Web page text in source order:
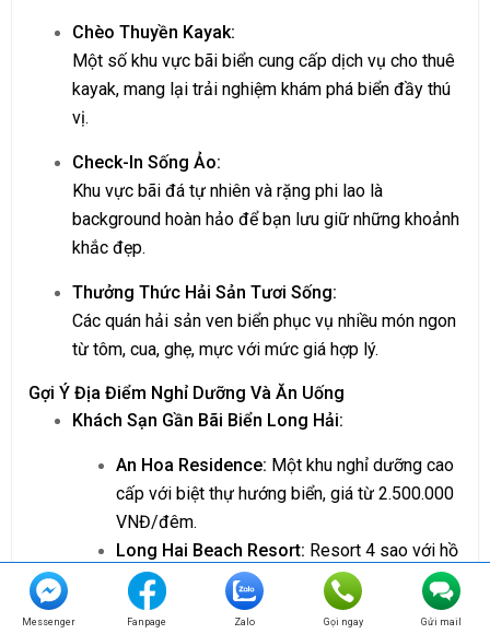
Chèo Thuyền Kayak:
Một số khu vực bãi biển cung cấp dịch vụ cho thuê
kayak, mang lại trải nghiệm khám phá biển đầy thú
vị.
Check-In Sống Ảo:
Khu vực bãi đá tự nhiên và rặng phi lao là
background hoàn hảo để bạn lưu giữ những khoảnh
khắc đẹp.
Thưởng Thức Hải Sản Tươi Sống:
Các quán hải sản ven biển phục vụ nhiều món ngon
từ tôm, cua, ghẹ, mực với mức giá hợp lý.
Gợi Ý Địa Điểm Nghỉ Dưỡng Và Ăn Uống
Khách Sạn Gần Bãi Biển Long Hải:
An Hoa Residence: Một khu nghỉ dưỡng cao
cấp với biệt thự hướng biển, giá từ 2.500.000
VNĐ/đêm.
Long Hai Beach Resort: Resort 4 sao với hồ
bơi ngoài trời, giá từ 1.200.000 VNĐ/đêm.
Minh Dam Hotel:Một lựa chọn bình dân với
Messenger Fanpage Zalo Gọi ngay Gửi mail